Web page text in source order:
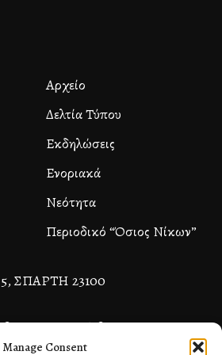
Manage Consent
Αρχείο
Δελτία Τύπου
Εκδηλώσεις
Ενοριακά
Νεότητα
Περιοδικό “Όσιος Νίκων”
ΣΠΑΡΤΗ 23100
και 27310 26581